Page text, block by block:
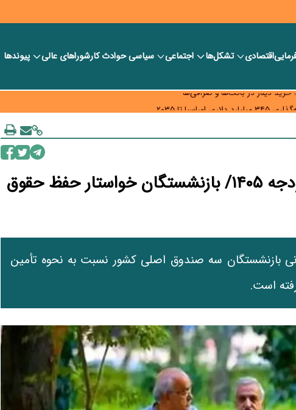
اقتصادی تشکل‌ها اجتماعی سیاسیحوادث کارشورا‎های عالی پیوندها
تا ۲۰۳۵
نقش جدید سیاست‌های مالیاتی در حمایت از تولید
افزایش سهم صندوق‌ها در بودجه ۱۴۰۵/ بازنشستگان خواستار حفظ حقوق
لایحه بودجه ۱۴۰۵، نگرانی بازنشستگان سه صندوق اصلی کشور نسبت به نحوه تأمین
است.